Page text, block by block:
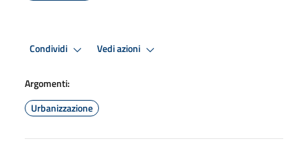
Condividi Vedi azioni
Argomenti:
Urbanizzazione